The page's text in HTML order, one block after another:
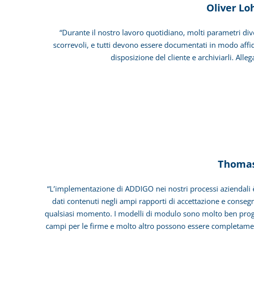
Oliver
“Durante il nostro lavoro quotidiano, molti parametri
scorrevoli, e tutti devono essere documentati in modo
disposizione del cliente e archiviarli.
Settore:
“L’implementazione di ADDIGO nei nostri processi
dati contenuti negli ampi rapporti di accettazione e
qualsiasi momento. I modelli di modulo sono molto ben
campi per le firme e molto altro possono essere
Settore: